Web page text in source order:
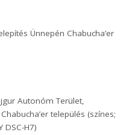
Ünnepén Chabucha’er
Autonóm Terület,
település (színes;
DSC-H7)